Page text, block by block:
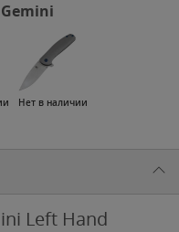
Нет в наличии
Left Hand